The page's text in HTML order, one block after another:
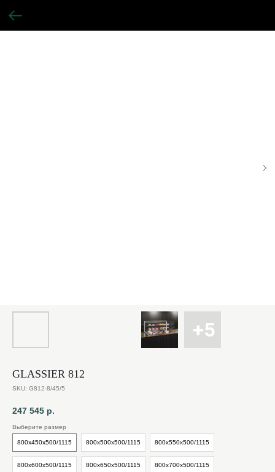
GLASSIER 812
SKU: G812-8/45/5
247 545 р.
Выберите размер
800х450х500/1115 800х500х500/1115 800х550х500/1115
800х600х500/1115 800х650х500/1115 800х700х500/1115